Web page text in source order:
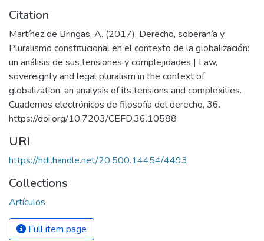
Citation
Martínez de Bringas, A. (2017). Derecho, soberanía y
Pluralismo constitucional en el contexto de la globalización:
un análisis de sus tensiones y complejidades | Law,
sovereignty and legal pluralism in the context of
globalization: an analysis of its tensions and complexities.
Cuadernos electrónicos de filosofía del derecho, 36.
https://doi.org/10.7203/CEFD.36.10588
URI
https://hdl.handle.net/20.500.14454/4493
Collections
Artículos
Full item page